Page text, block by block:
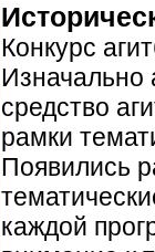
Конкурс
Изначально
средство
рамки
Появились
каждой